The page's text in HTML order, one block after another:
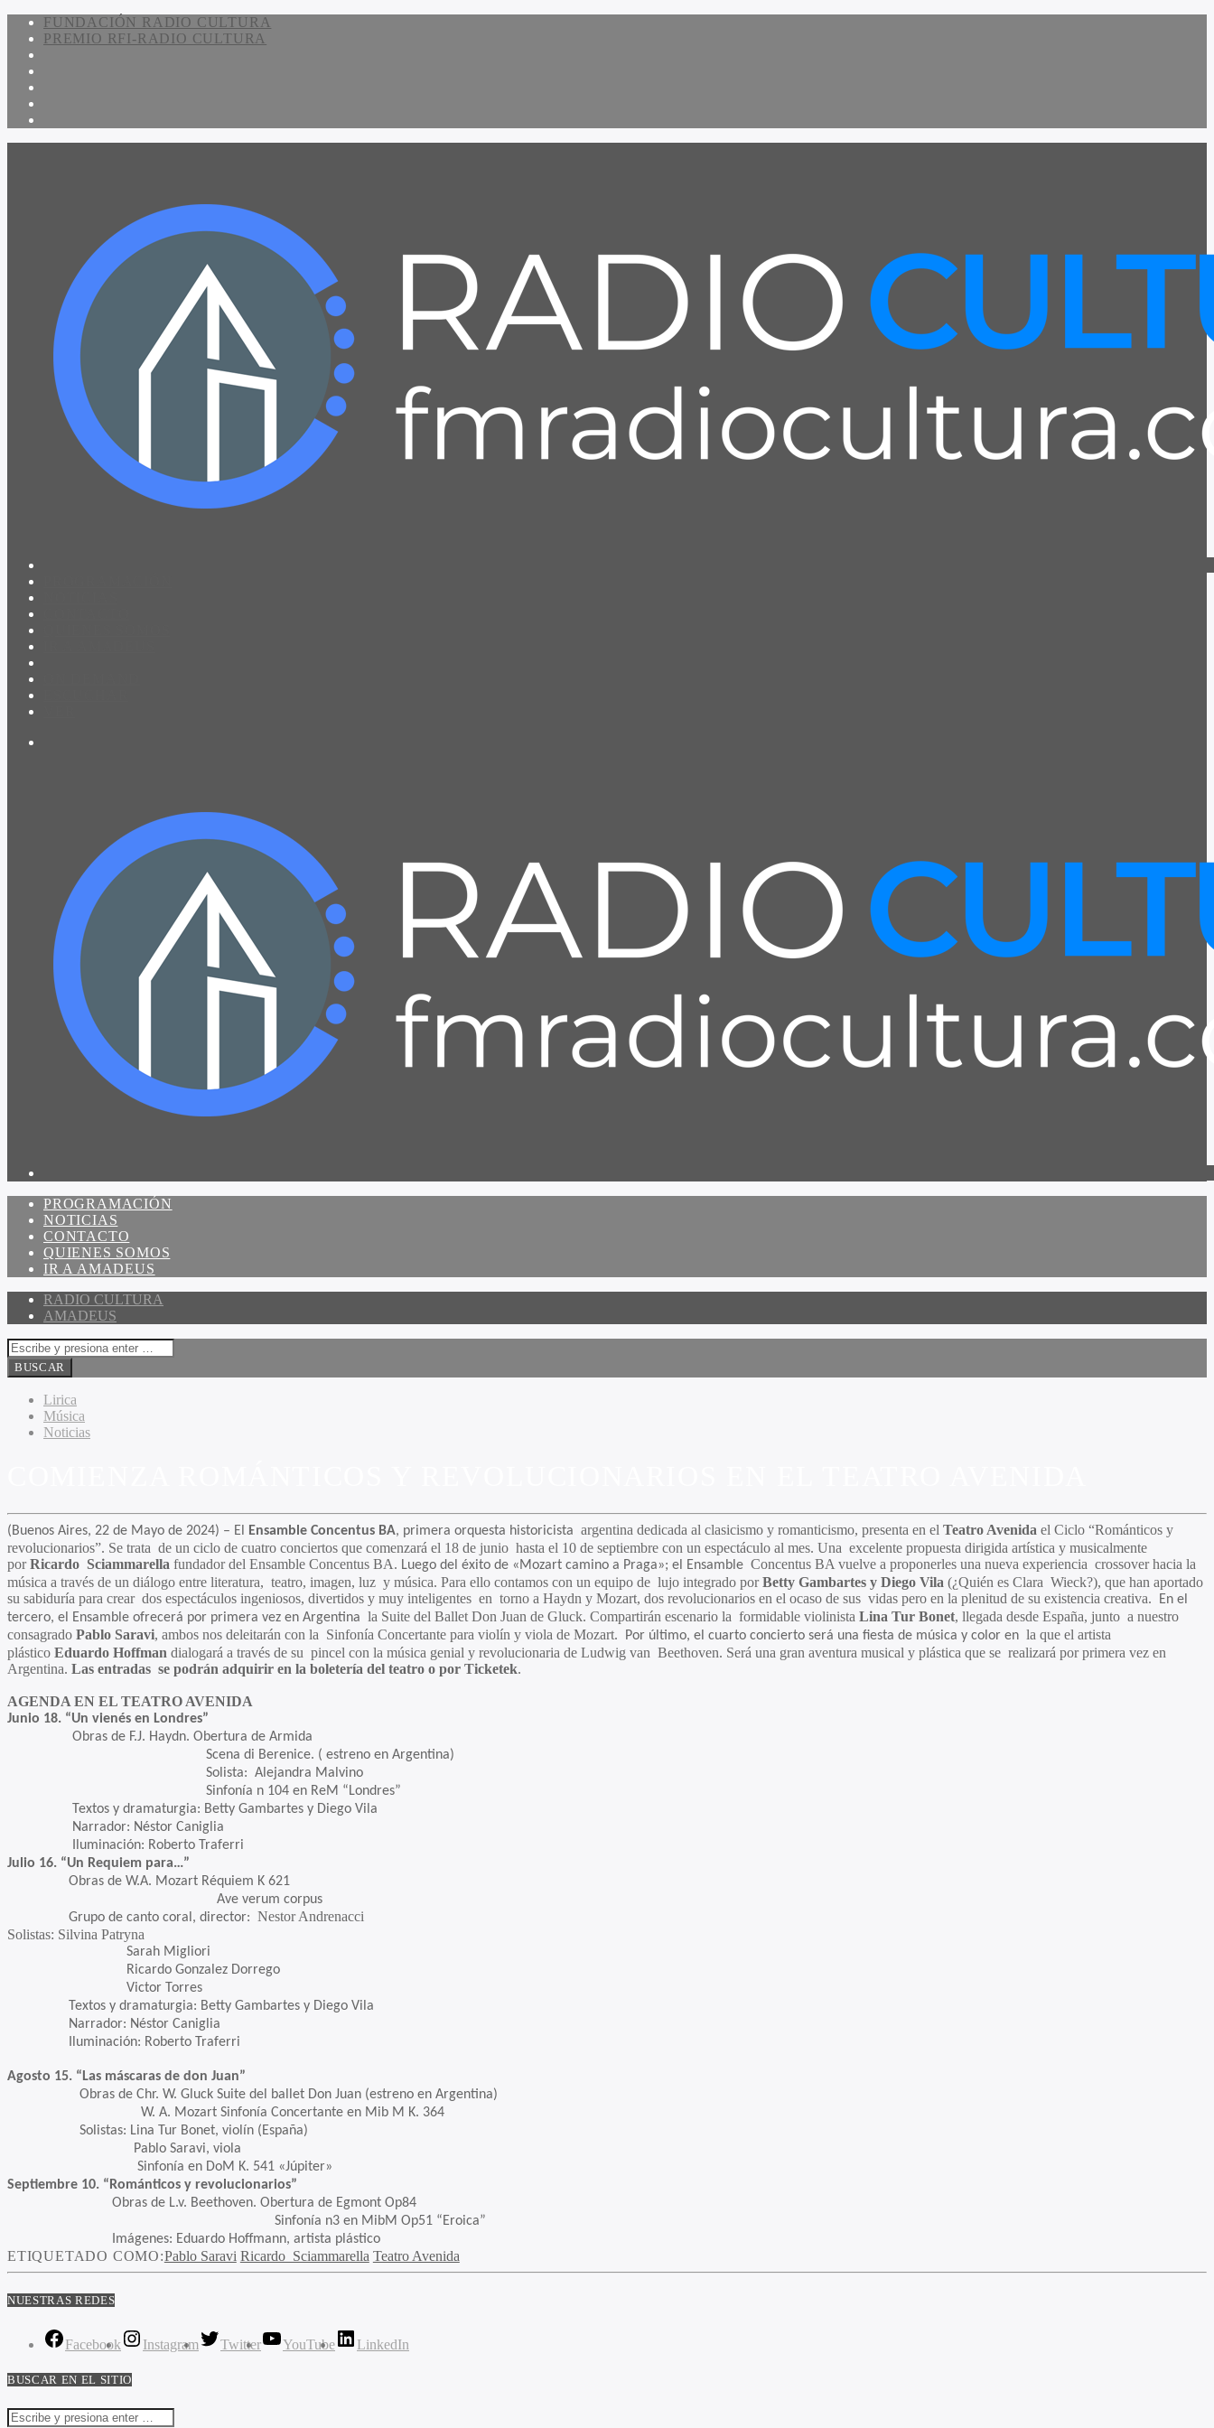
FUNDACIÓN RADIO CULTURA
PREMIO RFI-RADIO CULTURA
PROGRAMACIÓN
NOTICIAS
CONTACTO
QUIENES SOMOS
IR A AMADEUS
RADIO CULTURA
AMADEUS
Lirica
Música
Noticias
(Buenos Aires, 22 de Mayo de 2024) – El Ensamble Concentus BA, primera orquesta historicista argentina dedicada al clasicismo y romanticismo, presenta en el Teatro Avenida el Ciclo “Románticos y
revolucionarios”. Se trata de un ciclo de cuatro conciertos que comenzará el 18 de junio hasta el 10 de septiembre con un espectáculo al mes. Una excelente propuesta dirigida artística y musicalmente
porRicardo Sciammarella fundador del Ensamble Concentus BA. Luego del éxito de «Mozart camino a Praga»; el Ensamble Concentus BA vuelve a proponerles una nueva experiencia crossover hacia la
música a través de un diálogo entre literatura, teatro, imagen, luz y música. Para ello contamos con un equipo de lujo integrado porBetty Gambartes y Diego Vila (¿Quién es Clara Wieck?), que han aportado
su sabiduría para crear dos espectáculos ingeniosos, divertidos y muy inteligentes en torno a Haydn y Mozart, dos revolucionarios en el ocaso de sus vidas pero en la plenitud de su existencia creativa.
En el
tercero, el Ensamble ofrecerá por primera vez en Argentina la Suite del Ballet Don Juan de Gluck. Compartirán escenario la formidable violinista Lina Tur Bonet, llegada desde España, junto a nuestro
consagrado Pablo Saravi, ambos nos deleitarán con la Sinfonía Concertante para violín y viola de Mozart. Por último, el cuarto concierto será una fiesta de música y color en la que el artista
plástico Eduardo Hoffman dialogará a través de su pincel con la música genial y revolucionaria de Ludwig van Beethoven. Será una gran aventura musical y plástica que se realizará por primera vez en
Argentina. Las entradas se podrán adquirir en la boletería del teatro o por Ticketek.
AGENDA EN EL TEATRO AVENIDA
Junio 18. “Un vienés en Londres”
Obras de F.J. Haydn. Obertura de Armida
Scena di Berenice. ( estreno en Argentina)
Solista: Alejandra Malvino
Sinfonía n 104 en ReM “Londres”
Textos y dramaturgia: Betty Gambartes y Diego Vila
Narrador: Néstor Caniglia
Iluminación: Roberto Traferri
Julio 16. “Un Requiem para…”
Obras de W.A. Mozart Réquiem K 621
Ave verum corpus
Grupo de canto coral, director: Nestor Andrenacci
Solistas: Silvina Patryna
Sarah Migliori
Ricardo Gonzalez Dorrego
Victor Torres
Textos y dramaturgia: Betty Gambartes y Diego Vila
Narrador: Néstor Caniglia
Iluminación: Roberto Traferri
Agosto 15. “Las máscaras de don Juan”
Obras de Chr. W. Gluck Suite del ballet Don Juan (estreno en Argentina)
W. A. Mozart Sinfonía Concertante en Mib M K. 364
Solistas: Lina Tur Bonet, violín (España)
Pablo Saravi, viola
Sinfonía en DoM K. 541 «Júpiter»
Septiembre 10. “Románticos y revolucionarios”
Obras de L.v. Beethoven. Obertura de Egmont Op84
Sinfonía n3 en MibM Op51 “Eroica”
Imágenes: Eduardo Hoffmann, artista plástico
ETIQUETADO COMO:Pablo Saravi Ricardo Sciammarella Teatro Avenida
NUESTRAS REDES
Facebook Instagram Twitter YouTube LinkedIn
BUSCAR EN EL SITIO